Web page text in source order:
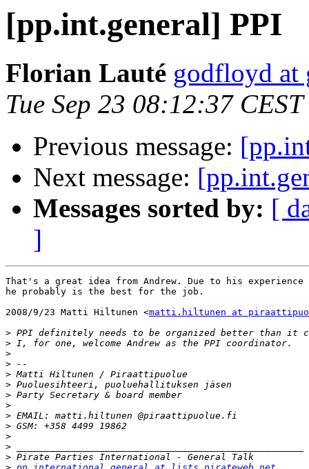
[pp.int.general] PPI
Florian Lauté godfloyd at
Tue Sep 23 08:12:37
Previous message:
Next message:
Messages sorted by: [
]
That's a great idea from Andrew. Due to his experience
he probably is the best for the job.
2008/9/23 Matti Hiltunen <matti.hiltunen at
>
>
>
>
>
>
>
>
>
>
>
>
>